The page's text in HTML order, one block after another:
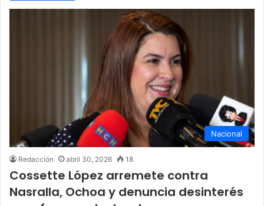
Nacional
Redacción abril 30, 2026 18
Cossette López arremete contra
Nasralla, Ochoa y denuncia desinterés